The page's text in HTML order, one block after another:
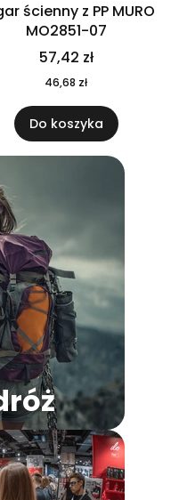
ścienny z PP MURO
MO2851-07
57,42 zł
46,68 zł
Do koszyka